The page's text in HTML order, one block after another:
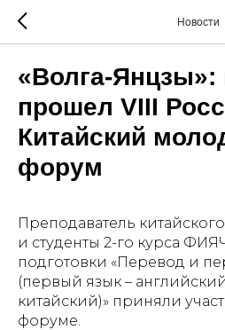
Новости
«Волга-
прошел VIII
Китайский
форум
Преподаватель
и студенты 2-го курса
подготовки «Перевод и
(первый язык –
китайский)» приняли
форуме.